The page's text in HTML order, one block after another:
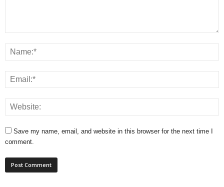
Save my name, email, and website in this browser for the next time I
comment.